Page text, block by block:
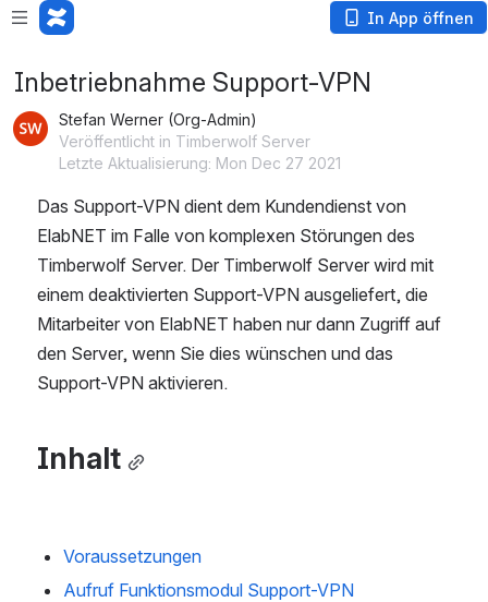
In App öffnen
Inbetriebnahme Support-VPN
Stefan Werner (Org-Admin)
Veröffentlicht in Timberwolf Server
Letzte Aktualisierung: Mon Dec 27 2021
Das Support-VPN dient dem Kundendienst von
ElabNET im Falle von komplexen Störungen des
Timberwolf Server. Der Timberwolf Server wird mit
einem deaktivierten Support-VPN ausgeliefert, die
Mitarbeiter von ElabNET haben nur dann Zugriff auf
den Server, wenn Sie dies wünschen und das
Support-VPN aktivieren.
Inhalt
Voraussetzungen
Aufruf Funktionsmodul Support-VPN